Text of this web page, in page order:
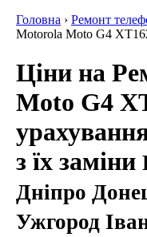
Головна › Ремонт
Motorola Moto G4
Ціни на
Moto G4
з їх заміни
Дніпро
Ужгород